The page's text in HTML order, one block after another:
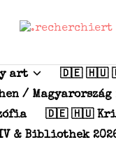
art
🇩🇪 🇭🇺
/ Magyarország
🇩🇪 🇭🇺
& Bibliothek